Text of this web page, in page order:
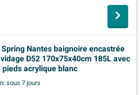
Nantes baignoire encastrée
D52 170x75x40cm 185L avec
acrylique blanc
sous 7 jours